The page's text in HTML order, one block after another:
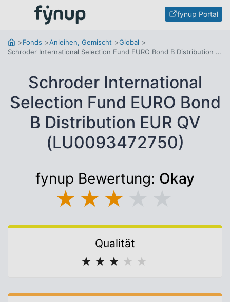
Menu fynup Portal
Fonds Anleihen, Gemischt
Global
Schroder International Selection Fund EURO Bond B Distribution EUR QV
Schroder International
Selection Fund EURO Bond
B Distribution EUR QV
(LU0093472750)
fynup Bewertung: Okay
★ ★ ★
Qualität
★ ★ ★ ★ ★